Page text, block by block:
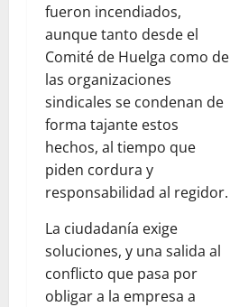
fueron incendiados,
aunque tanto desde el
Comité de Huelga como de
las organizaciones
sindicales se condenan de
forma tajante estos
hechos, al tiempo que
piden cordura y
responsabilidad al regidor.
La ciudadanía exige
soluciones, y una salida al
conflicto que pasa por
obligar a la empresa a